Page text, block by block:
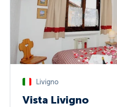
Livigno
Vista Livigno